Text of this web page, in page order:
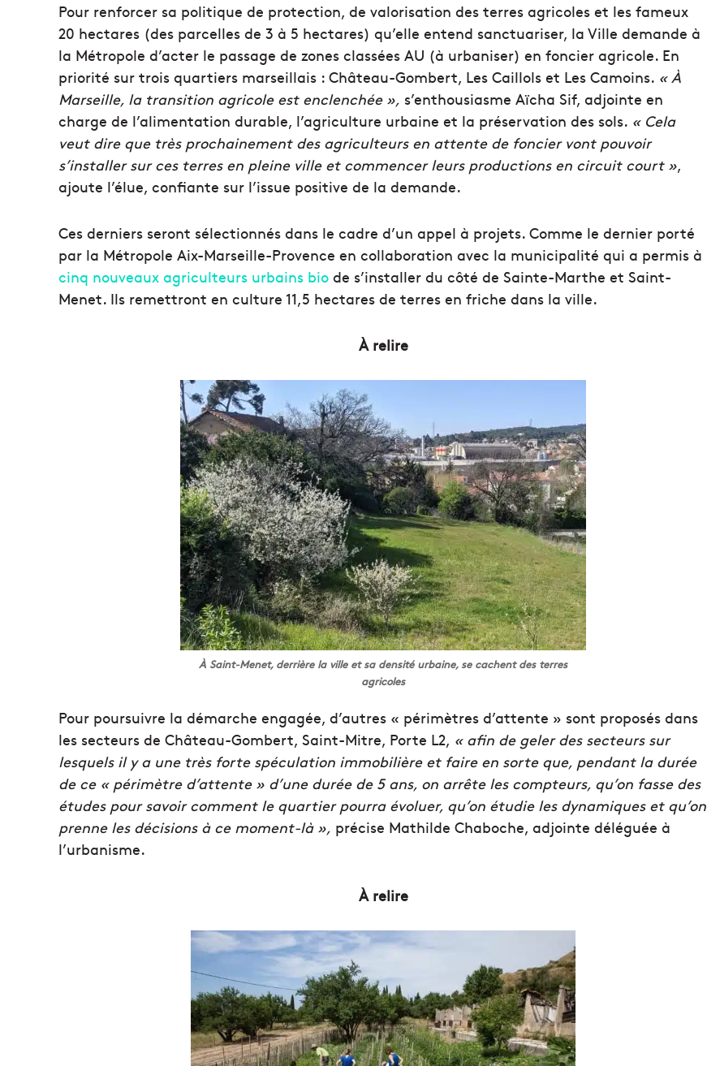
Pour renforcer sa politique de protection, de valorisation des terres agricoles et les fameux
20 hectares (des parcelles de 3 à 5 hectares) qu’elle entend sanctuariser, la Ville demande à
la Métropole d’acter le passage de zones classées AU (à urbaniser) en foncier agricole. En
priorité sur trois quartiers marseillais : Château-Gombert, Les Caillols et Les Camoins. « À
Marseille, la transition agricole est enclenchée », s’enthousiasme Aïcha Sif, adjointe en
charge de l’alimentation durable, l’agriculture urbaine et la préservation des sols. « Cela
veut dire que très prochainement des agriculteurs en attente de foncier vont pouvoir
s’installer sur ces terres en pleine ville et commencer leurs productions en circuit court »,
ajoute l’élue, confiante sur l’issue positive de la demande.
Ces derniers seront sélectionnés dans le cadre d’un appel à projets. Comme le dernier porté
par la Métropole Aix-Marseille-Provence en collaboration avec la municipalité qui a permis à
cinq nouveaux agriculteurs urbains bio de s’installer du côté de Sainte-Marthe et Saint-
Menet. Ils remettront en culture 11,5 hectares de terres en friche dans la ville.
À relire
À Saint-Menet, derrière la ville et sa densité urbaine, se cachent des terres
agricoles
Pour poursuivre la démarche engagée, d’autres « périmètres d’attente » sont proposés dans
les secteurs de Château-Gombert, Saint-Mitre, Porte L2, « afin de geler des secteurs sur
lesquels il y a une très forte spéculation immobilière et faire en sorte que, pendant la durée
de ce « périmètre d’attente » d’une durée de 5 ans, on arrête les compteurs, qu’on fasse des
études pour savoir comment le quartier pourra évoluer, qu’on étudie les dynamiques et qu’on
prenne les décisions à ce moment-là », précise Mathilde Chaboche, adjointe déléguée à
l’urbanisme.
À relire